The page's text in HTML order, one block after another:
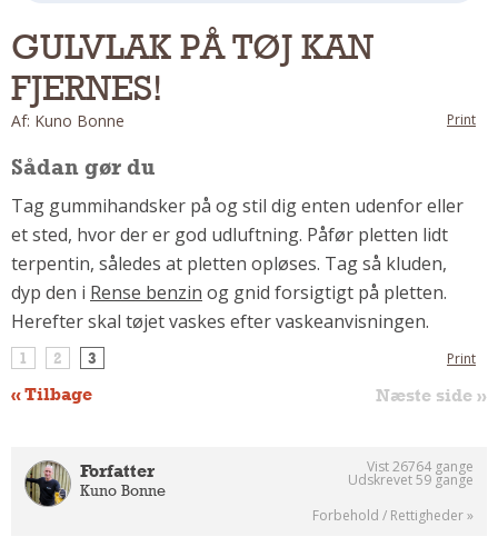
Indendørs
Udendørs
Kan Det Males?
MURER
Nybygning
Reparationer
Om Materialer
Om Værktøj
GLARMESTER
Udskiftning Og Montage
Om Materialer
HANDYMAN
Kemi
Andet
GULVLAK PÅ TØJ KAN
FJERNES!
Af: Kuno Bonne Print
Sådan gør du
Tag gummihandsker på og stil dig enten udenfor eller
et sted, hvor der er god udluftning. Påfør pletten lidt
terpentin, således at pletten opløses. Tag så kluden,
dyp den i Rense benzin og gnid forsigtigt på pletten.
Herefter skal tøjet vaskes efter vaskeanvisningen.
1 2 3
« Tilbage Næste side »
Print
Forfatter
Kuno Bonne
Vist 26764 gange
Udskrevet 59 gange
Forbehold / Rettigheder »